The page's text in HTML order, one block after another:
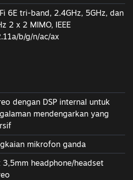
6E tri-band, 2.4GHz, 5GHz, dan
2 x 2 MIMO, IEEE
b/g/n/ac/ax
dengan DSP internal untuk
mendengarkan yang
mikrofon ganda
3,5mm headphone/headset